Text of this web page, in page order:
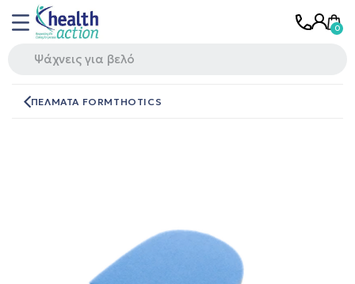
ΠΕΛΜΑΤΑ FORMTHOTICS